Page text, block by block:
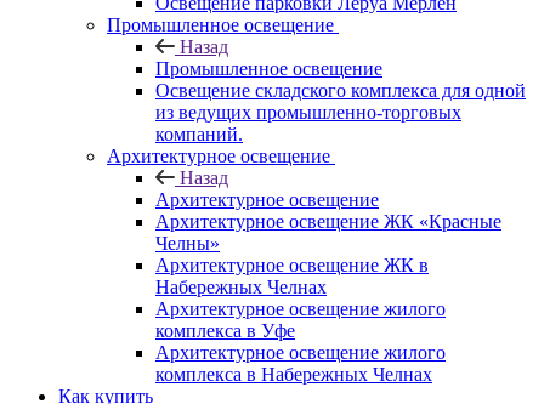
Промышленное освещение
Назад
Промышленное освещение
Освещение складского комплекса для одной
из ведущих промышленно-торговых
компаний.
Архитектурное освещение
Назад
Архитектурное освещение
Архитектурное освещение ЖК «Красные
Челны»
Архитектурное освещение ЖК в
Набережных Челнах
Архитектурное освещение жилого
комплекса в Уфе
Архитектурное освещение жилого
комплекса в Набережных Челнах
Как купить